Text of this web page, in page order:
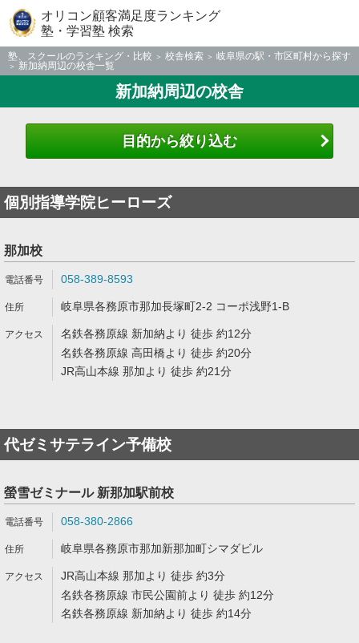
オリコン顧客満足度ランキング
塾・学習塾 検索
塾、スクールのランキング・比較 校舎検索
岐阜県の駅・市区町村から探す
新加納周辺の校舎一覧
新加納周辺の校舎
目的から絞り込む
個別指導学院ヒーローズ
那加校
058-389-8593
岐阜県各務原市那加長塚町2-2 コーポ浅野1-B
名鉄各務原線 新加納より 徒歩 約12分
名鉄各務原線 高田橋より 徒歩 約20分
JR高山本線 那加より 徒歩 約21分
代ゼミサテライン予備校
螢雪ゼミナール 新那加駅前校
058-380-2866
岐阜県各務原市那加新那加町シマダビル
JR高山本線 那加より 徒歩 約3分
名鉄各務原線 市民公園前より 徒歩 約12分
名鉄各務原線 新加納より 徒歩 約14分